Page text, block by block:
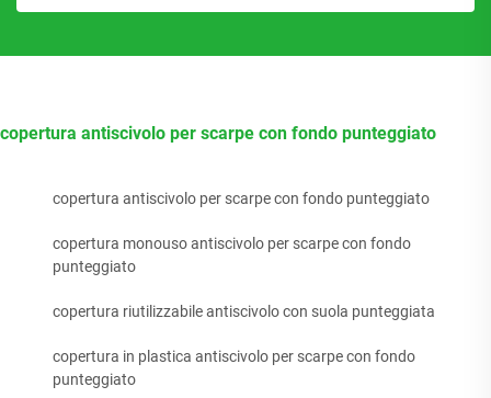
copertura antiscivolo per scarpe con fondo punteggiato
copertura antiscivolo per scarpe con fondo punteggiato
copertura monouso antiscivolo per scarpe con fondo
punteggiato
copertura riutilizzabile antiscivolo con suola punteggiata
copertura in plastica antiscivolo per scarpe con fondo
punteggiato